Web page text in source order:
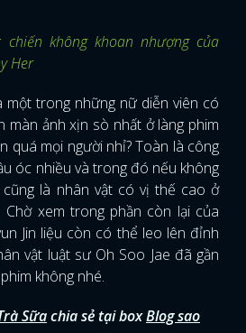
chiến không khoan nhượng của
Her
một trong những nữ diễn viên có
màn ảnh xịn sò nhất ở làng phim
quá mọi người nhỉ? Toàn là công
óc nhiều và trong đó nếu không
là nhân vật có vị thế cao ở
xem trong phần còn lại của
Jin liệu còn có thể leo lên đỉnh
vật luật sư Oh Soo Jae đã gần
không nhé.
Sữachia sẻ tại boxBlog sao